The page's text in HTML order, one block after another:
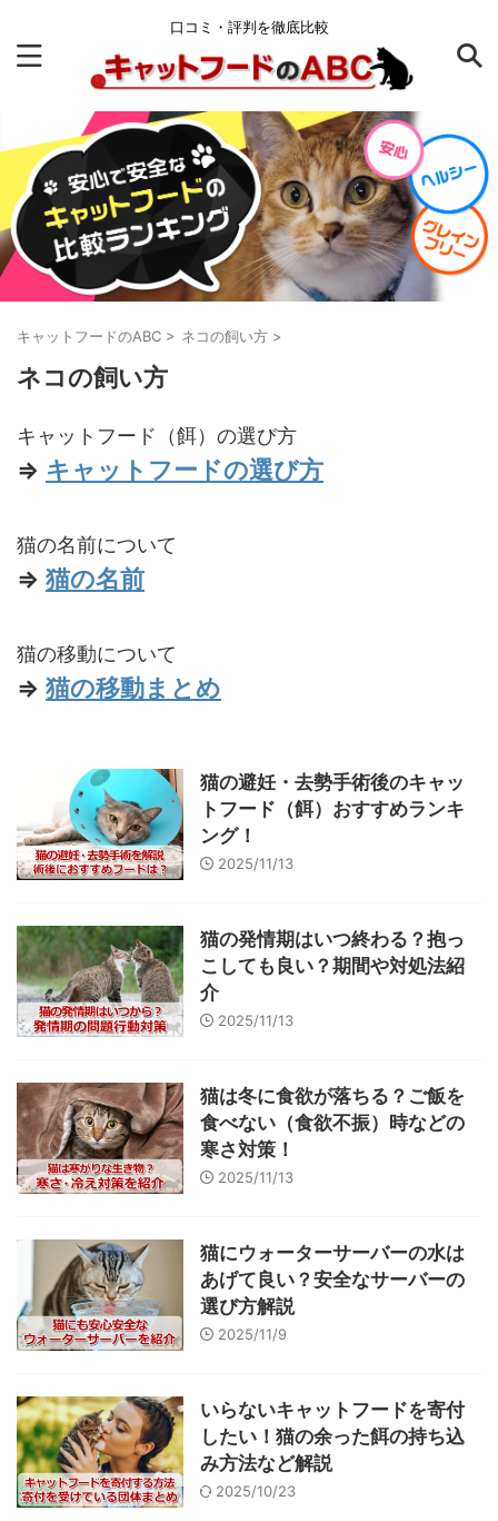
口コミ・評判を徹底比較
キャットフードのABC > ネコの飼い方 >
ネコの飼い方
キャットフード（餌）の選び方
⇒ キャットフードの選び方
猫の名前について
⇒ 猫の名前
猫の移動について
⇒ 猫の移動まとめ
猫の避妊・去勢手術後のキャッ
トフード（餌）おすすめランキ
ング！
2025/11/13
猫の発情期はいつ終わる？抱っ
こしても良い？期間や対処法紹
介
2025/11/13
猫は冬に食欲が落ちる？ご飯を
食べない（食欲不振）時などの
寒さ対策！
2025/11/13
猫にウォーターサーバーの水は
あげて良い？安全なサーバーの
選び方解説
2025/11/9
いらないキャットフードを寄付
したい！猫の余った餌の持ち込
み方法など解説
2025/10/23